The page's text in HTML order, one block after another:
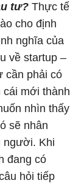
tư? Thực tế
cho định
nghĩa của
về startup –
cần phải có
mới thành
nhìn thấy
sẽ nhân
người. Khi
đang có
hỏi tiếp